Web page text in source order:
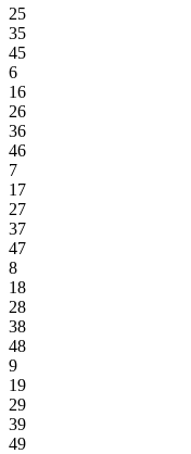
25
35
45
6
16
26
36
46
7
17
27
37
47
8
18
28
38
48
9
19
29
39
49